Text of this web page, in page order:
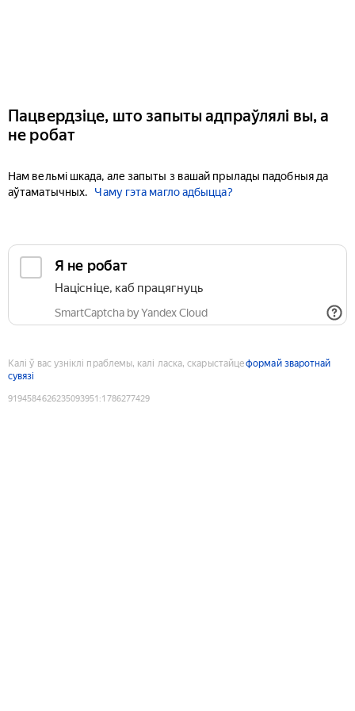
Пацвердзіце, што запыты адпраўлялі вы, а
не робат
Нам вельмі шкада, але запыты з вашай прылады падобныя да
аўтаматычных.
Чаму гэта магло адбыцца?
Я не робат
Націсніце, каб працягнуць
SmartCaptcha by Yandex Cloud
Калі ў вас узніклі праблемы, калі ласка, скарыстайцеформай зваротнай
сувязі
9194584626235093951 :1786277429